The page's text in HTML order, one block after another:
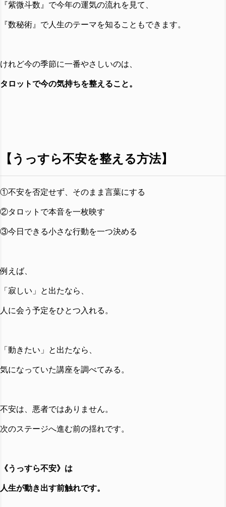
『紫微斗数』で今年の運気の流れを見て、
『数秘術』で人生のテーマを知ることもできます。
けれど今の季節に一番やさしいのは、
タロットで今の気持ちを整えること。
【うっすら不安を整える方法】
①不安を否定せず、そのまま言葉にする
②タロットで本音を一枚映す
③今日できる小さな行動を一つ決める
例えば、
「寂しい」と出たなら、
人に会う予定をひとつ入れる。
「動きたい」と出たなら、
気になっていた講座を調べてみる。
不安は、悪者ではありません。
次のステージへ進む前の揺れです。
《うっすら不安》は
人生が動き出す前触れです。